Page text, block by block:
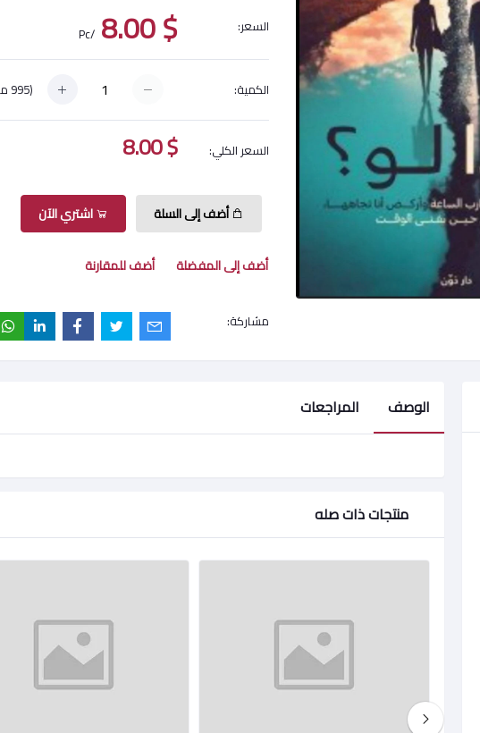
السعر: $ 8.00
/Pc
الكمية: (
995
السعر الكلي: $ 8.00
أضف إلى السلة اشتري الآن
أضف إلى المفضلة أضف للمقارنة
مشاركة:
الوصف المراجعات
منتجات ذات صله